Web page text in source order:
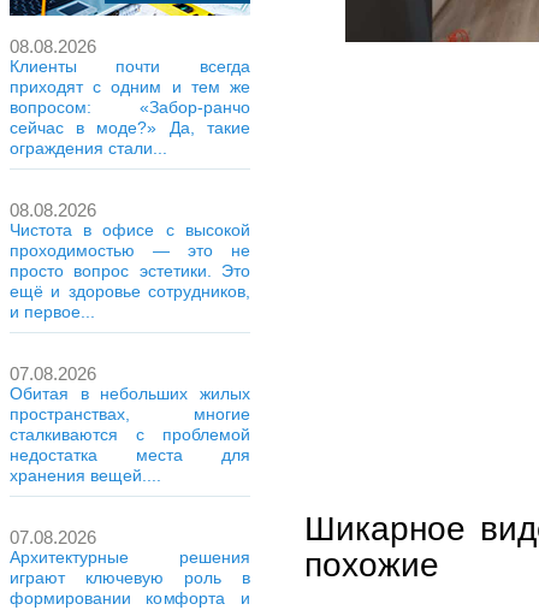
08.08.2026
Клиенты почти всегда
приходят с одним и тем же
вопросом: «Забор-ранчо
сейчас в моде?» Да, такие
ограждения стали...
08.08.2026
Чистота в офисе с высокой
проходимостью — это не
просто вопрос эстетики. Это
ещё и здоровье сотрудников,
и первое...
07.08.2026
Обитая в небольших жилых
пространствах, многие
сталкиваются с проблемой
недостатка места для
хранения вещей....
07.08.2026
Архитектурные решения
играют ключевую роль в
формировании комфорта и
Шикарное
похожие